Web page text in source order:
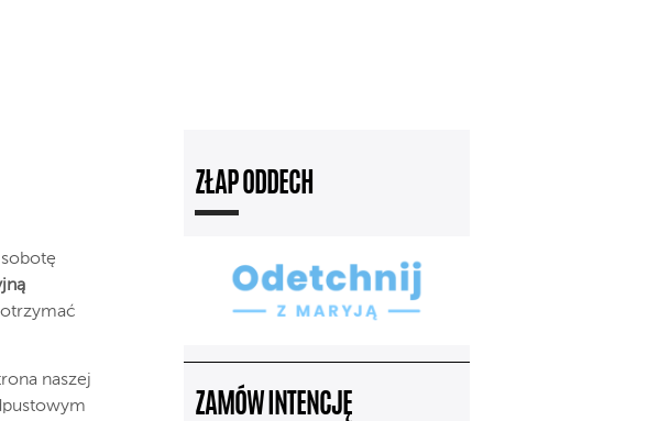
naszej
ZŁAP ODDECH
ZAMÓW INTENCJĘ